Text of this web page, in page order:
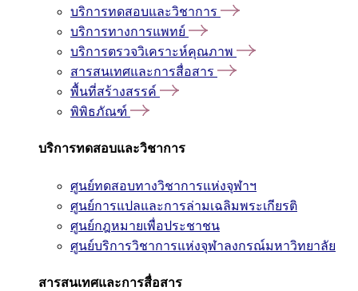
บริการทดสอบและวิชาการ
บริการทางการแพทย์
บริการตรวจวิเคราะห์คุณภาพ
สารสนเทศและการสื่อสาร
พื้นที่สร้างสรรค์
พิพิธภัณฑ์
บริการทดสอบและวิชาการ
ศูนย์ทดสอบทางวิชาการแห่งจุฬาฯ
ศูนย์การแปลและการล่ามเฉลิมพระเกียรติ
ศูนย์กฎหมายเพื่อประชาชน
ศูนย์บริการวิชาการแห่งจุฬาลงกรณ์มหาวิทยาลัย
สารสนเทศและการสื่อสาร